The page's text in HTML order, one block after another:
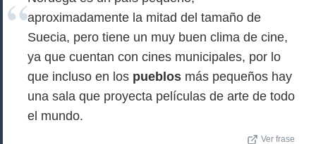
aproximadamente la mitad del tamaño de
Suecia, pero tiene un muy buen clima de cine,
ya que cuentan con cines municipales, por lo
que incluso en los pueblos más pequeños hay
una sala que proyecta películas de arte de todo
el mundo.
Ver frase